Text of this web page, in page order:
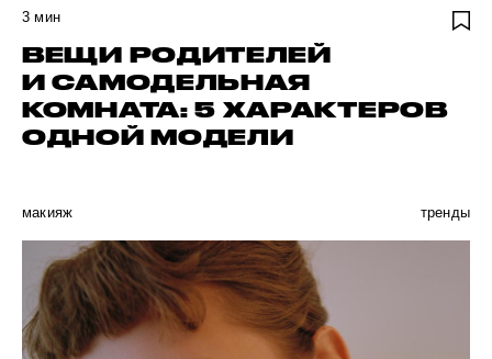
3 мин
ВЕЩИ РОДИТЕЛЕЙ
И САМОДЕЛЬНАЯ
КОМНАТА: 5 ХАРАКТЕРОВ
ОДНОЙ МОДЕЛИ
макияж тренды